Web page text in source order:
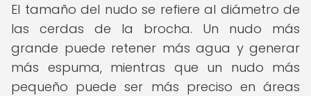
El tamaño del nudo se refiere al diámetro de
las cerdas de la brocha. Un nudo más
grande puede retener más agua y generar
más espuma, mientras que un nudo más
pequeño puede ser más preciso en áreas